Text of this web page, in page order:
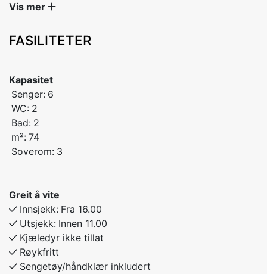
Leiligheten passer for 4 voksne, eller 2 voksne og
Velkommen til en trivelig og fullt utstyrt leilighet med
soveroms leiligheten ligger i hjertet av Kamben, med
gangavstand til skitrekk, turstier, leikeområde og
Myrkdalen Hotel med restaurant, bar og andre
fasiliteter.
Soverom 1: Komfortabel dobbeltseng
Soverom 2: Familiekøyeseng – underkøye 120cm/
Soverom 3: Familiekøyeseng - underkøye 140 cm/
overkøye 90 cm
Vis mer
FASILITETER
Kapasitet
Senger: 6
WC: 2
Bad: 2
m²: 74
Soverom: 3
Greit å vite
Innsjekk: Fra 16.00
Utsjekk: Innen 11.00
Kjæledyr ikke tillat
Røykfritt
Sengetøy/håndklær inkludert